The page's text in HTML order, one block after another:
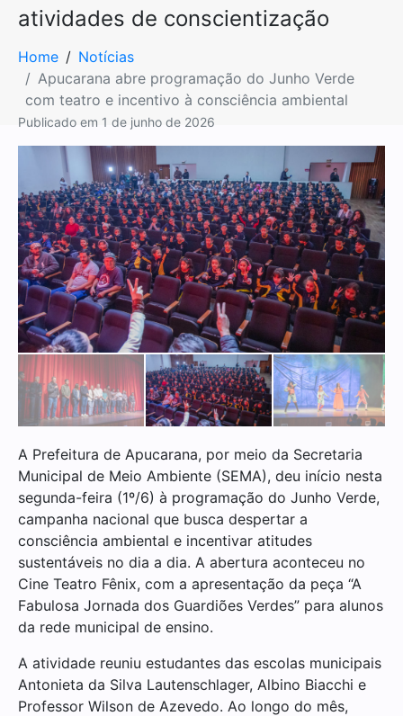
atividades de conscientização
Home
Notícias
Apucarana abre programação do Junho Verde
com teatro e incentivo à consciência ambiental
Publicado em 1 de junho de 2026
A Prefeitura de Apucarana, por meio da Secretaria
Municipal de Meio Ambiente (SEMA), deu início nesta
segunda-feira (1º/6) à programação do Junho Verde,
campanha nacional que busca despertar a
consciência ambiental e incentivar atitudes
sustentáveis no dia a dia. A abertura aconteceu no
Cine Teatro Fênix, com a apresentação da peça “A
Fabulosa Jornada dos Guardiões Verdes” para alunos
da rede municipal de ensino.
A atividade reuniu estudantes das escolas municipais
Antonieta da Silva Lautenschlager, Albino Biacchi e
Professor Wilson de Azevedo. Ao longo do mês,